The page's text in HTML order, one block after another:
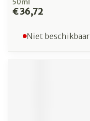
50ml
€ 36,72
Niet beschikbaar